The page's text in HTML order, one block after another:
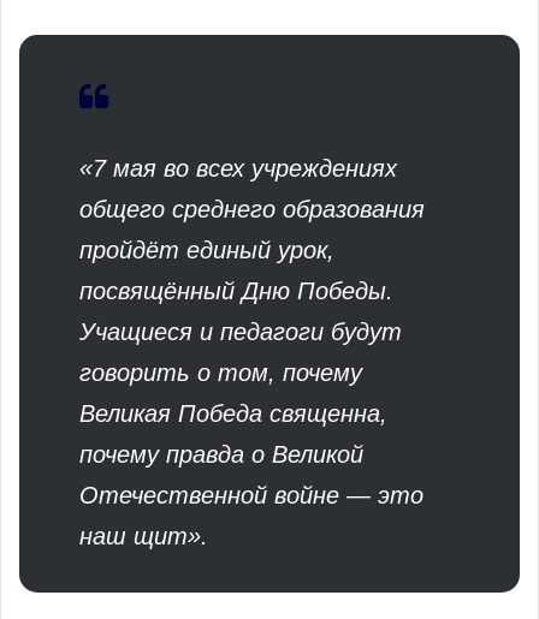
«7 мая во всех учреждениях
общего среднего образования
пройдёт единый урок,
посвящённый Дню Победы.
Учащиеся и педагоги будут
говорить о том, почему
Великая Победа священна,
почему правда о Великой
Отечественной войне — это
наш щит».